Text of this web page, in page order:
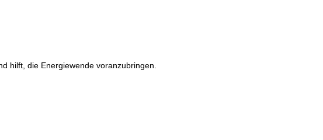
hilft, die Energiewende voranzubringen.